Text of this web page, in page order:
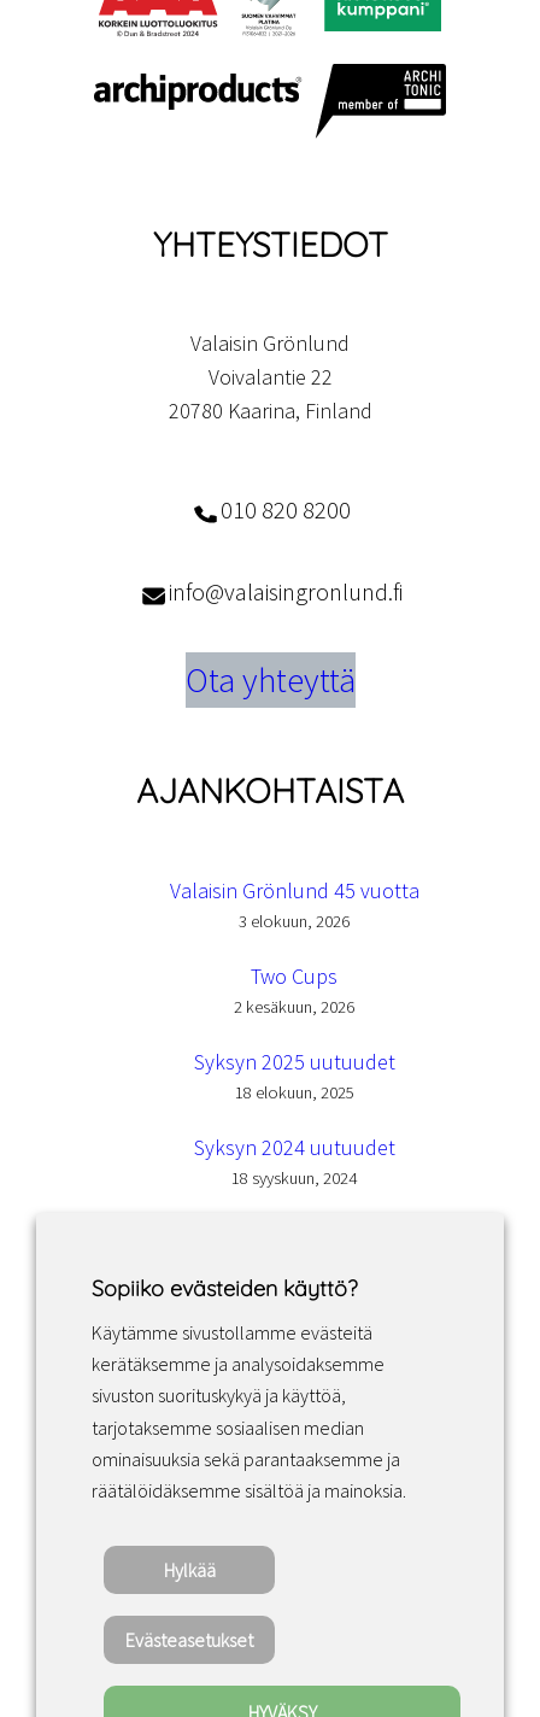
YHTEYSTIEDOT
Valaisin Grönlund
Voivalantie 22
20780 Kaarina, Finland
010 820 8200
info@valaisingronlund.fi
Ota yhteyttä
AJANKOHTAISTA
Valaisin Grönlund 45 vuotta
3 elokuun, 2026
Two Cups
2 kesäkuun, 2026
Syksyn 2025 uutuudet
18 elokuun, 2025
Syksyn 2024 uutuudet
18 syyskuun, 2024
Facebook Instagram LinkedIn
Sopimusehdot
Copyright ©2022 · Valaisin Grönlund – All
Rights Reserved
Sopiiko evästeiden käyttö?
Käytämme sivustollamme evästeitä
kerätäksemme ja analysoidaksemme
sivuston suorituskykyä ja käyttöä,
tarjotaksemme sosiaalisen median
ominaisuuksia sekä parantaaksemme ja
räätälöidäksemme sisältöä ja mainoksia.
Hylkää
Evästeasetukset
HYVÄKSY